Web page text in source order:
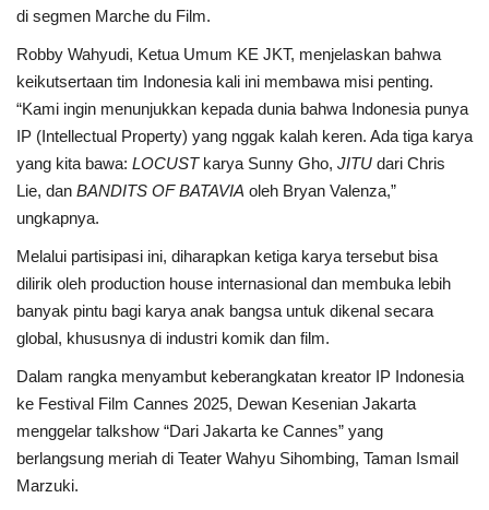
di segmen Marche du Film.
Robby Wahyudi, Ketua Umum KE JKT, menjelaskan bahwa
keikutsertaan tim Indonesia kali ini membawa misi penting.
“Kami ingin menunjukkan kepada dunia bahwa Indonesia punya
IP (Intellectual Property) yang nggak kalah keren. Ada tiga karya
yang kita bawa: LOCUSTkarya Sunny Gho, JITU dari Chris
Lie, dan BANDITS OF BATAVIA oleh Bryan Valenza,”
ungkapnya.
Melalui partisipasi ini, diharapkan ketiga karya tersebut bisa
dilirik oleh production house internasional dan membuka lebih
banyak pintu bagi karya anak bangsa untuk dikenal secara
global, khususnya di industri komik dan film.
Dalam rangka menyambut keberangkatan kreator IP Indonesia
ke Festival Film Cannes 2025, Dewan Kesenian Jakarta
menggelar talkshow “Dari Jakarta ke Cannes” yang
berlangsung meriah di Teater Wahyu Sihombing, Taman Ismail
Marzuki.